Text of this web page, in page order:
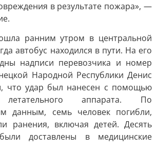
в результате пожара», —
ранним утром в центральной
автобус находился в пути. На его
надписи перевозчика и номер
Народной Республики Денис
что удар был нанесен с помощью
летательного аппарата. По
данным, семь человек погибли,
ранения, включая детей. Десять
доставлены в медицинские